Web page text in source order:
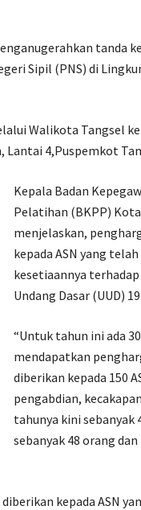
tanda
Sipil (PNS) di
Walikota Tangsel
Lantai 4,Puspemkot
Kepala Badan
Pelatihan (BKPP)
menjelaskan,
kepada ASN yang
kesetiaannya
Undang Dasar (UUD)
“Untuk tahun ini ada
mendapatkan
diberikan kepada 150
pengabdian,
tahunya kini sebanyak
sebanyak 48 orang
kepada ASN